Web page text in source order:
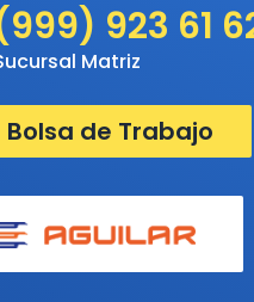
923 61
Matriz
Bolsa de Trabajo